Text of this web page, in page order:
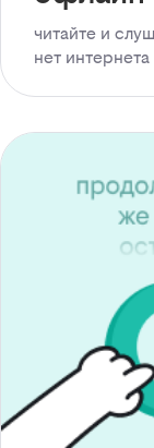
читайте и
нет интернета